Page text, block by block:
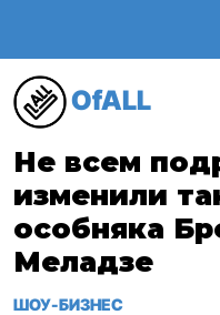
OfALL
Не всем
изменили
особняка
Меладзе
ШОУ-БИЗНЕС